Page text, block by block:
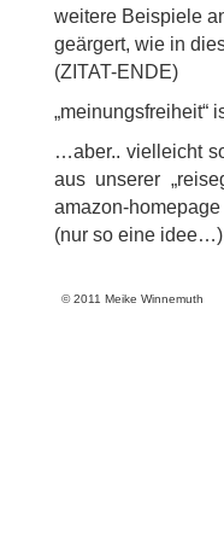
weitere Beispiele
geärgert, wie in
(ZITAT-ENDE)
„meinungsfreiheit“
…aber.. vielleicht
aus unserer
amazon-
(nur so eine idee…)
© 2011 Meike Winnemuth